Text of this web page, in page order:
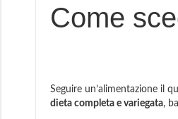
Come
Seguire un’alimentazione il
dieta completa e variegata,